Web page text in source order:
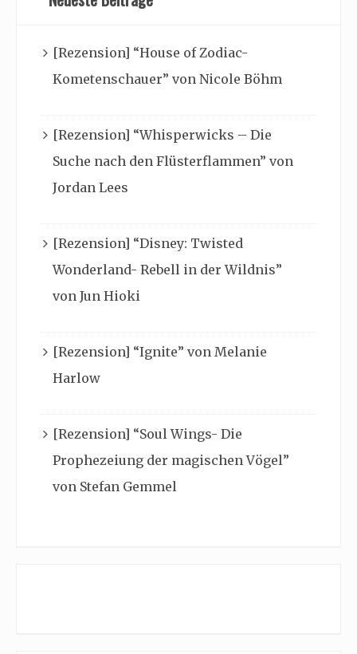
[Rezension] “House of Zodiac-
Kometenschauer” von Nicole Böhm
[Rezension] “Whisperwicks – Die
Suche nach den Flüsterflammen” von
Jordan Lees
[Rezension] “Disney: Twisted
Wonderland- Rebell in der Wildnis”
von Jun Hioki
[Rezension] “Ignite” von Melanie
Harlow
[Rezension] “Soul Wings- Die
Prophezeiung der magischen Vögel”
von Stefan Gemmel